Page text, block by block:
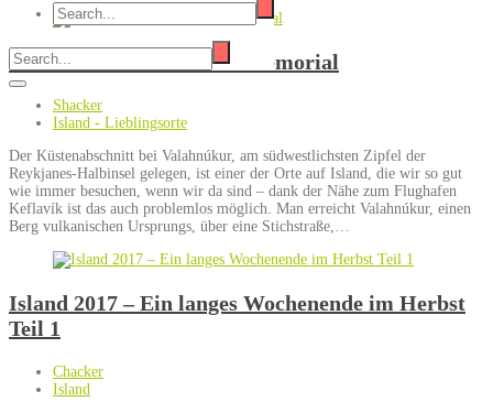
Valahnúkur / Great Auk Memorial
Shacker
Island - Lieblingsorte
Der Küstenabschnitt bei Valahnúkur, am südwestlichsten Zipfel der
Reykjanes-Halbinsel gelegen, ist einer der Orte auf Island, die wir so gut
wie immer besuchen, wenn wir da sind – dank der Nähe zum Flughafen
Keflavík ist das auch problemlos möglich. Man erreicht Valahnúkur, einen
Berg vulkanischen Ursprungs, über eine Stichstraße,…
Island 2017 – Ein langes Wochenende im Herbst
Teil 1
Chacker
Island